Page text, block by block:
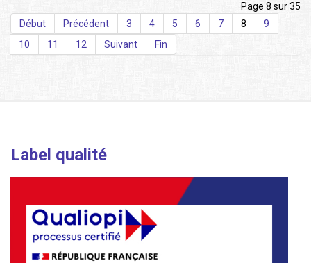
Page 8 sur 35
Début
Précédent 3 4 5 6 7 8
9
10
11 12 Suivant Fin
Label qualité